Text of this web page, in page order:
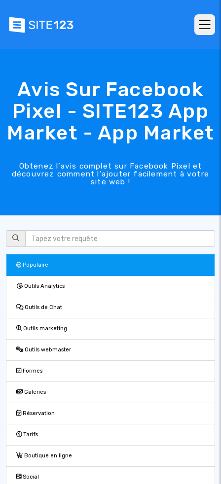
Avis Sur Facebook
Pixel - SITE123 App
Market - App Market
Obtenez l’avis complet sur Facebook Pixel et
découvrez comment l’ajouter facilement à votre
site web !
Populaire
Outils Analytics
Outils de Chat
Outils marketing
Outils webmaster
Formes
Galeries
Réservation
Tarifs
Boutique en ligne
Social